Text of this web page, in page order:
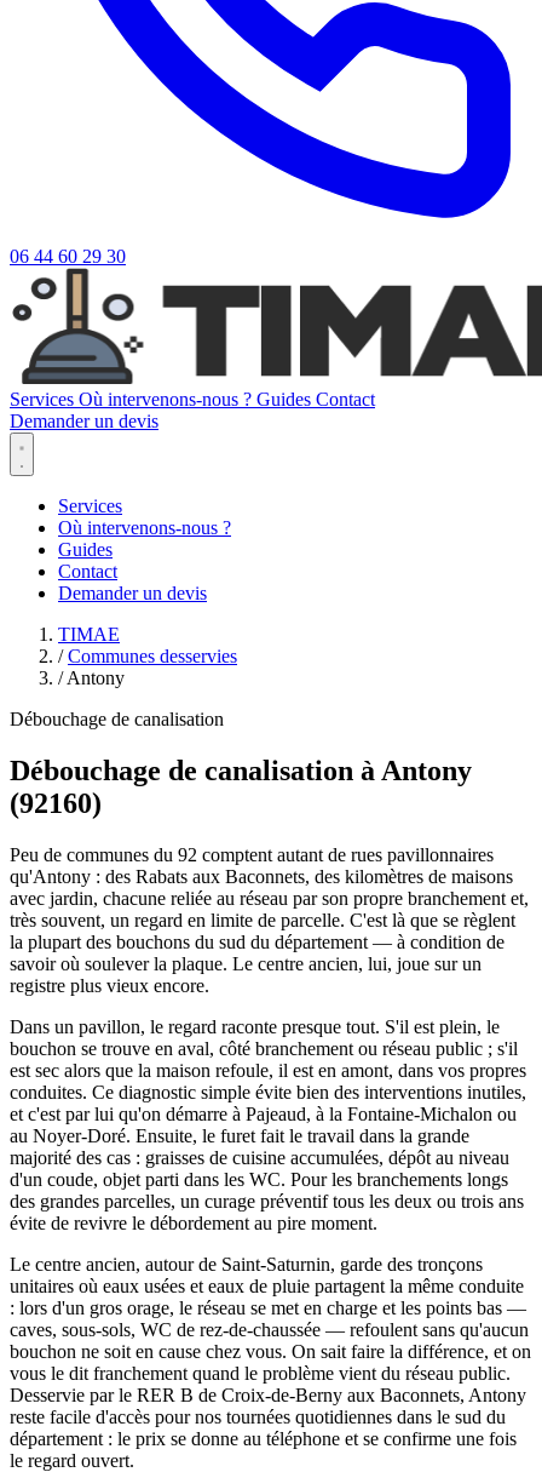
06 44 60 29 30
Services Où intervenons-nous ? Guides Contact
Demander un devis
Services
Où intervenons-nous ?
Guides
Contact
Demander un devis
TIMAE
/ Communes desservies
/ Antony
Débouchage de canalisation
Débouchage de canalisation à Antony
(92160)
Peu de communes du 92 comptent autant de rues pavillonnaires
qu'Antony : des Rabats aux Baconnets, des kilomètres de maisons
avec jardin, chacune reliée au réseau par son propre branchement et,
très souvent, un regard en limite de parcelle. C'est là que se règlent
la plupart des bouchons du sud du département — à condition de
savoir où soulever la plaque. Le centre ancien, lui, joue sur un
registre plus vieux encore.
Dans un pavillon, le regard raconte presque tout. S'il est plein, le
bouchon se trouve en aval, côté branchement ou réseau public ; s'il
est sec alors que la maison refoule, il est en amont, dans vos propres
conduites. Ce diagnostic simple évite bien des interventions inutiles,
et c'est par lui qu'on démarre à Pajeaud, à la Fontaine-Michalon ou
au Noyer-Doré. Ensuite, le furet fait le travail dans la grande
majorité des cas : graisses de cuisine accumulées, dépôt au niveau
d'un coude, objet parti dans les WC. Pour les branchements longs
des grandes parcelles, un curage préventif tous les deux ou trois ans
évite de revivre le débordement au pire moment.
Le centre ancien, autour de Saint-Saturnin, garde des tronçons
unitaires où eaux usées et eaux de pluie partagent la même conduite
: lors d'un gros orage, le réseau se met en charge et les points bas —
caves, sous-sols, WC de rez-de-chaussée — refoulent sans qu'aucun
bouchon ne soit en cause chez vous. On sait faire la différence, et on
vous le dit franchement quand le problème vient du réseau public.
Desservie par le RER B de Croix-de-Berny aux Baconnets, Antony
reste facile d'accès pour nos tournées quotidiennes dans le sud du
département : le prix se donne au téléphone et se confirme une fois
le regard ouvert.